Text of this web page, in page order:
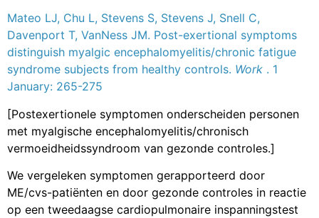
Mateo LJ, Chu L, Stevens S, Stevens J, Snell C,
Davenport T, VanNess JM. Post-exertional symptoms
distinguish myalgic encephalomyelitis/chronic fatigue
syndrome subjects from healthy controls. Work . 1
January: 265-275
[Postexertionele symptomen onderscheiden personen
met myalgische encephalomyelitis/chronisch
vermoeidheidssyndroom van gezonde controles.]
We vergeleken symptomen gerapporteerd door
ME/cvs-patiënten en door gezonde controles in reactie
op een tweedaagse cardiopulmonaire inspanningstest